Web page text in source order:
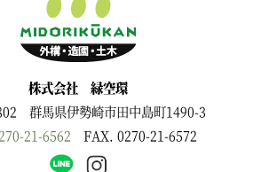
株式会社 緑空環
群馬県伊勢崎市田中島町1490-3
21-6562 FAX. 0270-21-6572